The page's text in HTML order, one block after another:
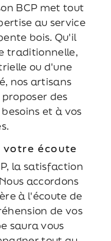
BCP met tout
au service
bois. Qu'il
traditionnelle,
ou d'une
nos artisans
des
et à vos
votre écoute
la satisfaction
accordons
à l'écoute de
de vos
saura vous